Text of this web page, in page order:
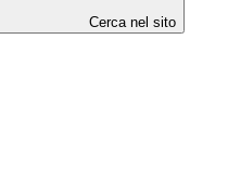
Cerca nel sito